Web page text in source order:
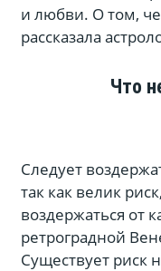
и любви. О том,
рассказала
Что
Следует
так как велик
воздержаться от
ретроградной
Существует риск